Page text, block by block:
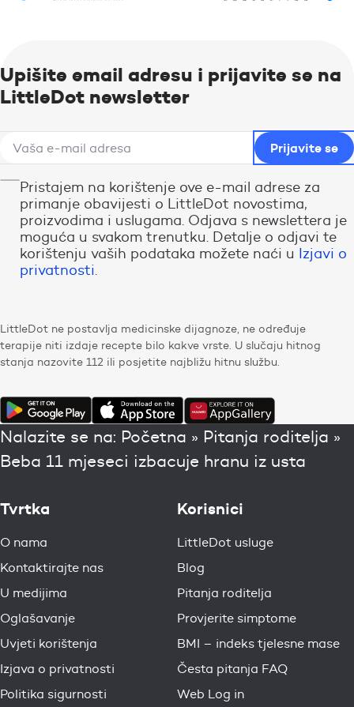
Upišite email adresu i prijavite se na
LittleDot newsletter
Pristajem na korištenje ove e-mail adrese za
primanje obavijesti o LittleDot novostima,
proizvodima i uslugama. Odjava s newslettera je
moguća u svakom trenutku. Detalje o odjavi te
korištenju vaših podataka možete naći u Izjavi o
privatnosti.
LittleDot ne postavlja medicinske dijagnoze, ne određuje
terapije niti izdaje recepte bilo kakve vrste. U slučaju hitnog
stanja nazovite 112 ili posjetite najbližu hitnu službu.
Nalazite se na: Početna » Pitanja roditelja »
Beba 11 mjeseci izbacuje hranu iz usta
Tvrtka
O nama
Kontaktirajte nas
U medijima
Oglašavanje
Uvjeti korištenja
Izjava o privatnosti
Politika sigurnosti
Korisnici
LittleDot usluge
Blog
Pitanja roditelja
Provjerite simptome
BMI – indeks tjelesne mase
Česta pitanja FAQ
Web Log in